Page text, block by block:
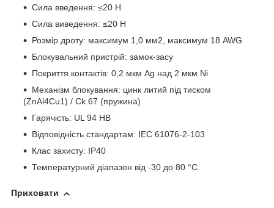
Сила введення: ≤20 Н
Сила виведення: ≤20 Н
Розмір дроту: максимум 1,0 мм2, максимум 18 AWG
Блокувальний пристрій: замок-засу
Покриття контактів: 0,2 мкм Ag над 2 мкм Ni
Механізм блокування: цинк литий під тиском
(ZnAl4Cu1) / Ck 67 (пружина)
Гарячість: UL 94 HB
Відповідність стандартам: IEC 61076-2-103
Клас захисту: IP40
Температурний діапазон від -30 до 80 °C.
Приховати